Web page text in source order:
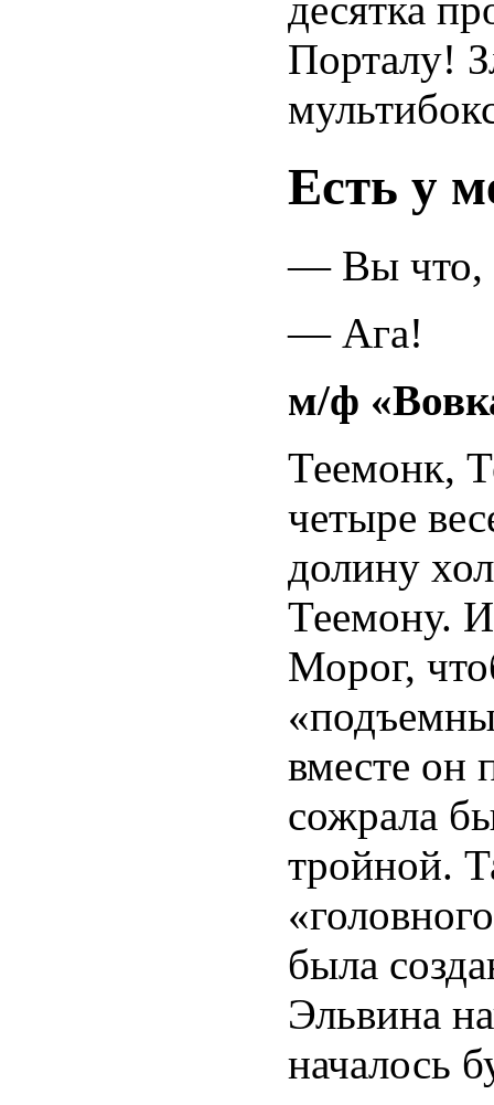
Порталу!
Есть у
— Вы что,
— Ага!
м/ф
Теемонк,
четыре
долину
Теемону.
Морог,
вместе он
сожрала
тройной.
была
Эльвина
началось